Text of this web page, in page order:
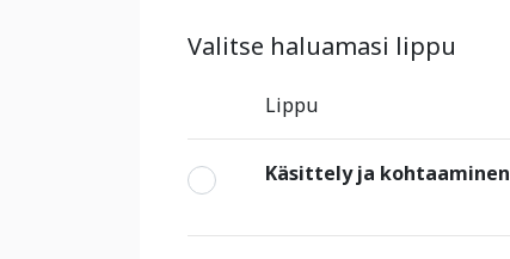
Valitse haluamasi lippu
Lippu
Käsittely ja kohtaaminen